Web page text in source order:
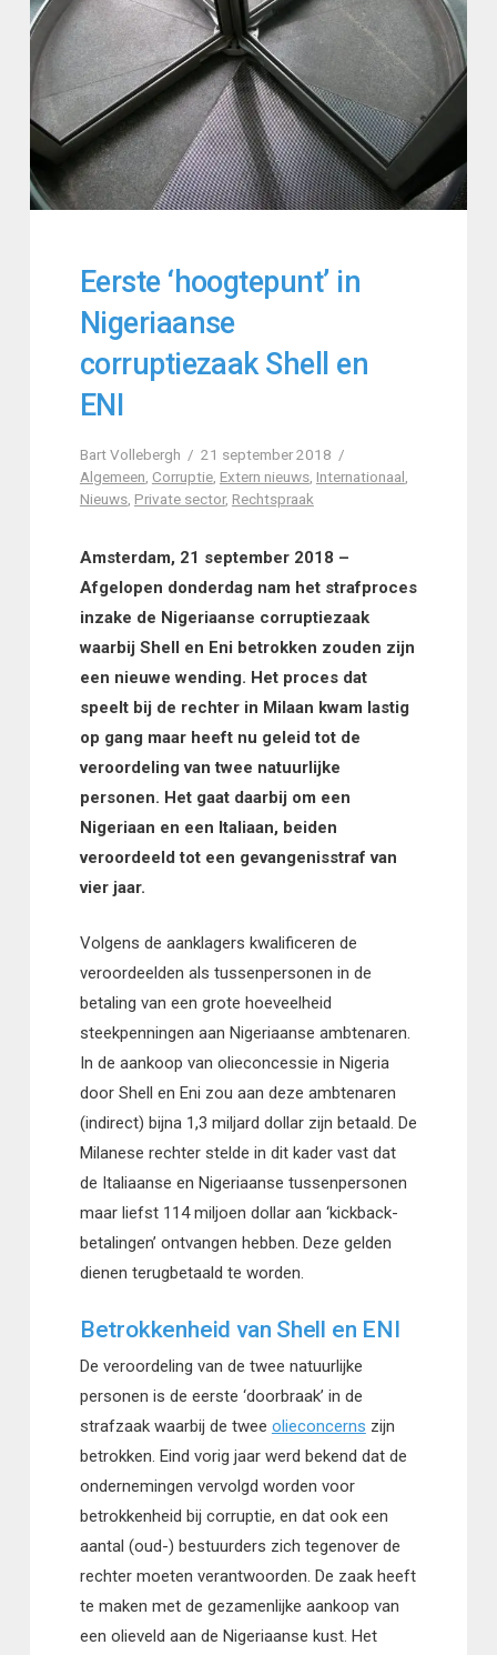
Eerste ‘hoogtepunt’ in
Nigeriaanse
corruptiezaak Shell en
ENI
Bart Vollebergh
21 september 2018
Algemeen Corruptie, Extern nieuws, Internationaal
Nieuws, Private sector, Rechtspraak
Amsterdam, 21 september 2018 –
Afgelopen donderdag nam het strafproces
inzake de Nigeriaanse corruptiezaak
waarbij Shell en Eni betrokken zouden zijn
een nieuwe wending. Het proces dat
speelt bij de rechter in Milaan kwam lastig
op gang maar heeft nu geleid tot de
veroordeling van twee natuurlijke
personen. Het gaat daarbij om een
Nigeriaan en een Italiaan, beiden
veroordeeld tot een gevangenisstraf van
vier jaar.
Volgens de aanklagers kwalificeren de
veroordeelden als tussenpersonen in de
betaling van een grote hoeveelheid
steekpenningen aan Nigeriaanse ambtenaren.
In de aankoop van olieconcessie in Nigeria
door Shell en Eni zou aan deze ambtenaren
(indirect) bijna 1,3 miljard dollar zijn betaald. De
Milanese rechter stelde in dit kader vast dat
de Italiaanse en Nigeriaanse tussenpersonen
maar liefst 114 miljoen dollar aan ‘kickback-
betalingen’ ontvangen hebben. Deze gelden
dienen terugbetaald te worden.
Betrokkenheid van Shell en ENI
De veroordeling van de twee natuurlijke
personen is de eerste ‘doorbraak’ in de
strafzaak waarbij de twee olieconcerns zijn
betrokken. Eind vorig jaar werd bekend dat de
ondernemingen vervolgd worden voor
betrokkenheid bij corruptie, en dat ook een
aantal (oud-) bestuurders zich tegenover de
rechter moeten verantwoorden. De zaak heeft
te maken met de gezamenlijke aankoop van
een olieveld aan de Nigeriaanse kust. Het